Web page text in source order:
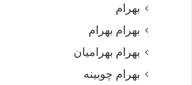
بهرام
بهرام بهرام
بهرام بهرامیان‏
بهرام چوبینه